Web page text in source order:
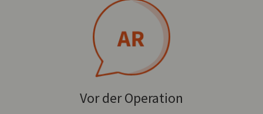
Vor der Operation